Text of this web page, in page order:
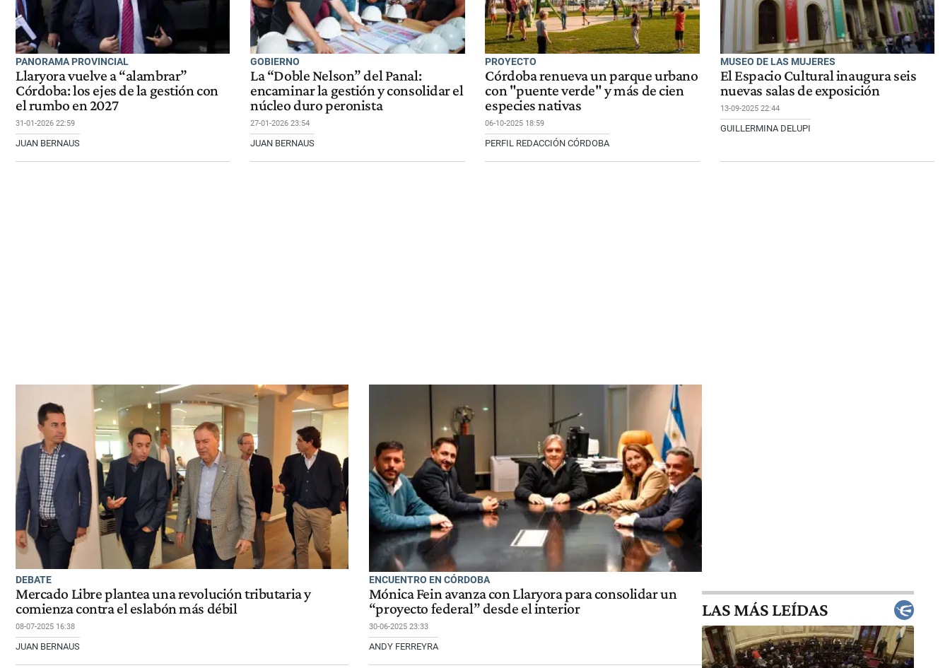
PANORAMA PROVINCIAL
Llaryora vuelve a “alambrar”
Córdoba: los ejes de la gestión con
el rumbo en 2027
31-01-2026 22:59
JUAN BERNAUS
GOBIERNO
La “Doble Nelson” del Panal:
encaminar la gestión y consolidar el
núcleo duro peronista
27-01-2026 23:54
JUAN BERNAUS
PROYECTO
Córdoba renueva un parque urbano
con "puente verde" y más de cien
especies nativas
06-10-2025 18:59
PERFIL REDACCIÓN CÓRDOBA
MUSEO DE LAS MUJERES
El Espacio Cultural inaugura seis
nuevas salas de exposición
13-09-2025 22:44
GUILLERMINA DELUPI
DEBATE
Mercado Libre plantea una revolución tributaria y
comienza contra el eslabón más débil
08-07-2025 16:38
JUAN BERNAUS
ENCUENTRO EN CÓRDOBA
Mónica Fein avanza con Llaryora para consolidar un
“proyecto federal” desde el interior
30-06-2025 23:33
ANDY FERREYRA
LAS MÁS LEÍDAS